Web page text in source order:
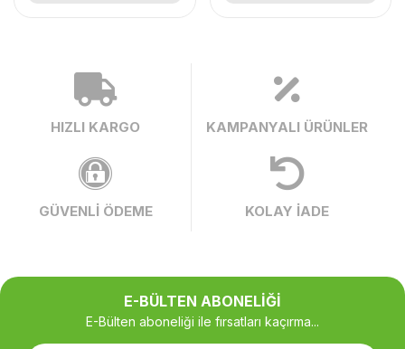
HIZLI KARGO KAMPANYALI ÜRÜNLER
GÜVENLİ ÖDEME KOLAY İADE
E-BÜLTEN ABONELİĞİ
E-Bülten aboneliği ile fırsatları kaçırma...